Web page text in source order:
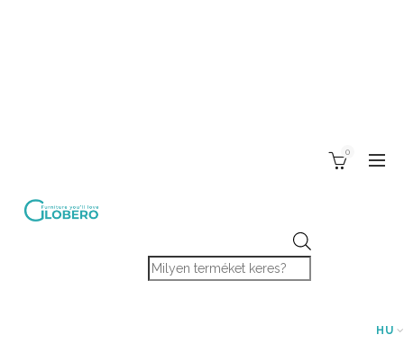
Products search
0
HU